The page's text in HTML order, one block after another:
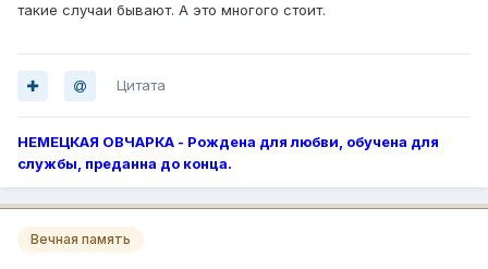
такие случаи бывают. А это многого стоит.
Цитата
НЕМЕЦКАЯ ОВЧАРКА - Рождена для любви, обучена для
службы, преданна до конца.
Вечная память